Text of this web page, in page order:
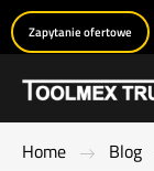
Zapytanie ofertowe
Home Blog